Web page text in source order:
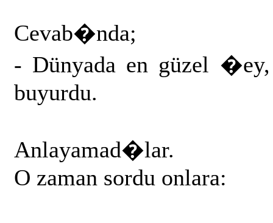
Cevab�nda;
- Dünyada en güzel
buyurdu.
Anlayamad�lar.
O zaman sordu onlara: